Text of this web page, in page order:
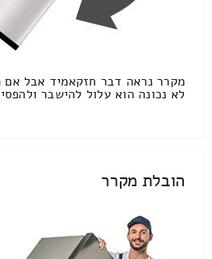
מקרר נראה דבר חזקאמיד אבל אם
לא נכונה הוא עלול להישבר
הובלת מקרר